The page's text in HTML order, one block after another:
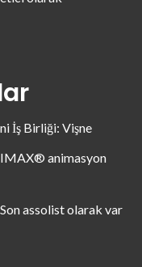
İş Birliği: Vişne
IMAX® animasyon
assolist olarak var